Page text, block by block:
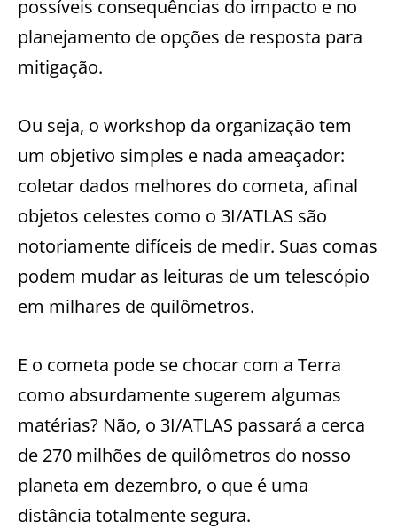
possíveis consequências do impacto e no
planejamento de opções de resposta para
mitigação.
Ou seja, o workshop da organização tem
um objetivo simples e nada ameaçador:
coletar dados melhores do cometa, afinal
objetos celestes como o 3I/ATLAS são
notoriamente difíceis de medir. Suas comas
podem mudar as leituras de um telescópio
em milhares de quilômetros.
E o cometa pode se chocar com a Terra
como absurdamente sugerem algumas
matérias? Não, o 3I/ATLAS passará a cerca
de 270 milhões de quilômetros do nosso
planeta em dezembro, o que é uma
distância totalmente segura.